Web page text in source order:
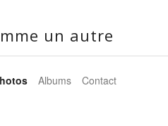
un autre
Albums Contact